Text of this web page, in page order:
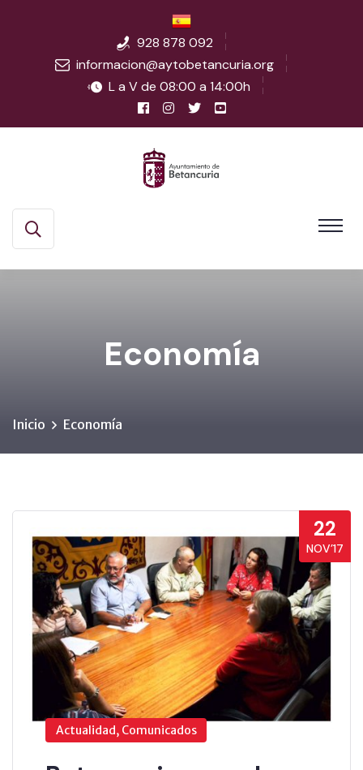
928 878 092
informacion@aytobetancuria.org
L a V de 08:00 a 14:00h
Economía
Inicio Economía
22
NOV’17
Actualidad, Comunicados